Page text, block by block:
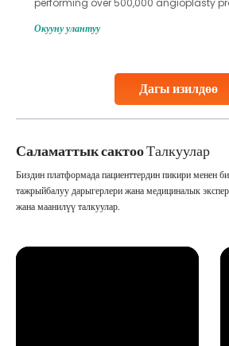
Дагы изилдөө
performing over 500,000 angioplasty
globe are searching for treatments like
Studies, such as one published
Окууну улантуу
Саламаттык сактооТалкуулар
Биздин платформада пациенттердин пикири менен
тажрыйбалуу дарыгерлери жана медициналык
жана маанилүү талкуулар.